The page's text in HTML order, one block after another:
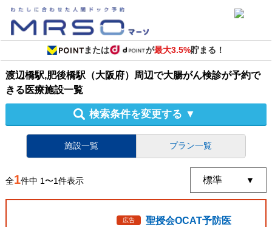
または が最大3.5%貯まる！
渡辺橋駅,肥後橋駅（大阪府）周辺で大腸がん検診が予約で
きる医療施設一覧
検索条件を変更する ▼
施設一覧 プラン一覧
全1件中 1〜1件表示
広告
聖授会OCAT予防医